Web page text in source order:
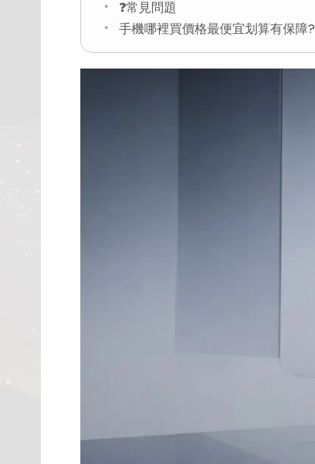
❓常見問題
手機哪裡買價格最便宜划算有保障?